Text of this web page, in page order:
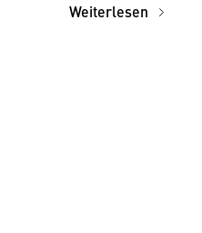
Weiterlesen